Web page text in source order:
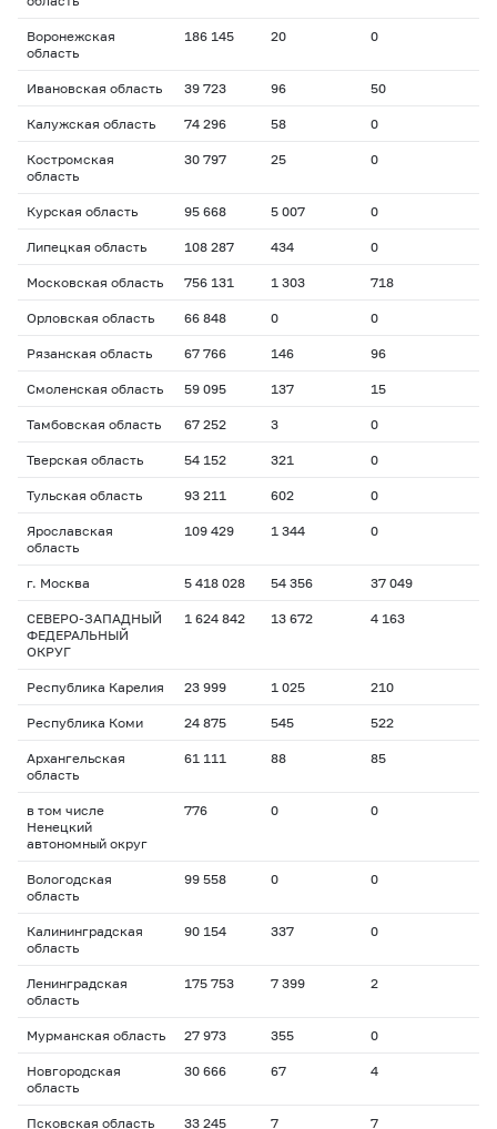
Воронежская
область
186 145 20 0
Ивановская область 39 723 96 50
Калужская область 74 296 58 0
Костромская
область
30 797 25 0
Курская область 95 668 5 007 0
Липецкая область 108 287 434 0
Московская область 756 131 1 303 718
Орловская область 66 848 0 0
Рязанская область 67 766 146 96
Смоленская область 59 095 137 15
Тамбовская область 67 252 3 0
Тверская область 54 152 321 0
Тульская область 93 211 602 0
Ярославская
область
109 429 1 344 0
г. Москва 5 418 028 54 356 37 049
СЕВЕРО-ЗАПАДНЫЙ
ФЕДЕРАЛЬНЫЙ
ОКРУГ
1 624 842 13 672 4 163
Республика Карелия 23 999 1 025 210
Республика Коми 24 875 545 522
Архангельская
область
61 111 88 85
в том числе
Ненецкий
автономный округ
776 0 0
Вологодская
область
99 558 0 0
Калининградская
область
90 154 337 0
Ленинградская
область
175 753 7 399 2
Мурманская область 27 973 355 0
Новгородская
область
30 666 67 4
Псковская область 33 245 7 7